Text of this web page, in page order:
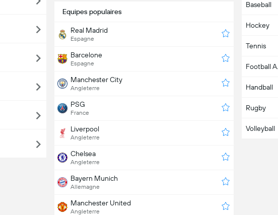
Baseball
Hockey
Tennis
Football A.
Handball
Rugby
Volleyball
Equipes populaires
Real Madrid
Espagne
Barcelone
Espagne
Manchester City
Angleterre
PSG
France
Liverpool
Angleterre
Chelsea
Angleterre
Bayern Munich
Allemagne
Manchester United
Angleterre